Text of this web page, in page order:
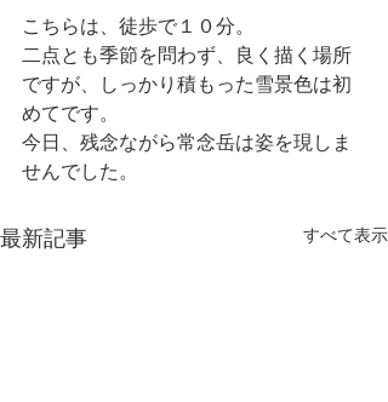
こちらは、徒歩で１０分。
二点とも季節を問わず、良く描く場所
ですが、しっかり積もった雪景色は初
めてです。
今日、残念ながら常念岳は姿を現しま
せんでした。
最新記事 すべて表示